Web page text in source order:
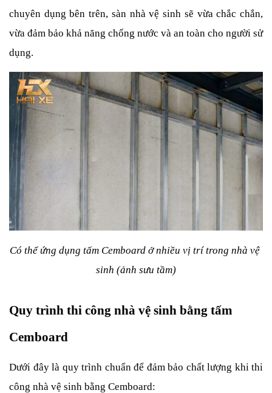
chuyên dụng bên trên, sàn nhà vệ sinh sẽ vừa chắc chắn,
vừa đảm bảo khả năng chống nước và an toàn cho người sử
dụng.
Có thể ứng dụng tấm Cemboard ở nhiều vị trí trong nhà vệ
sinh (ảnh sưu tầm)
Quy trình thi công nhà vệ sinh bằng tấm
Cemboard
Dưới đây là quy trình chuẩn để đảm bảo chất lượng khi thi
công nhà vệ sinh bằng Cemboard: